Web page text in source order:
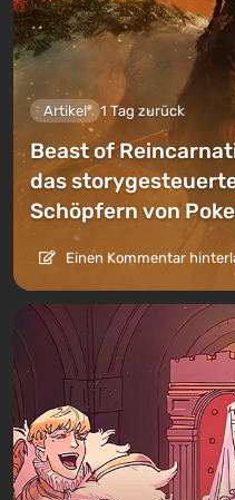
Artikel 1 Tag zurück
Beast of
das
Schöpfern von
Einen Kommentar